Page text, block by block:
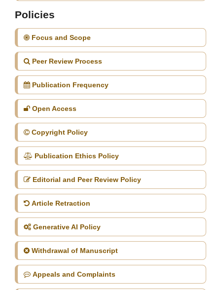
Policies
Focus and Scope
Peer Review Process
Publication Frequency
Open Access
Copyright Policy
Publication Ethics Policy
Editorial and Peer Review Policy
Article Retraction
Generative AI Policy
Withdrawal of Manuscript
Appeals and Complaints